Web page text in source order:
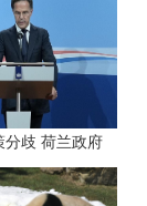
分歧 荷兰政府